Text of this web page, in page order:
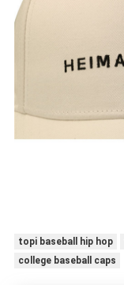
topi baseball hip hop
college baseball caps